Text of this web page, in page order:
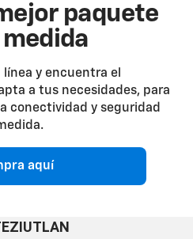
paquete
y encuentra el
a tus necesidades, para
conectividad y seguridad
aquí